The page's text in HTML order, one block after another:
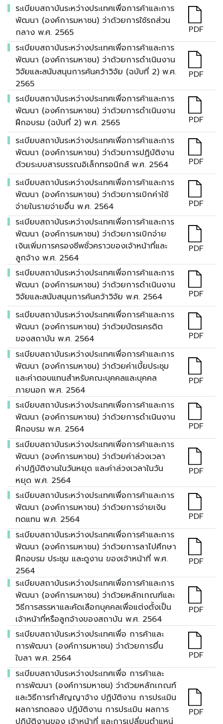
ระเบียบสถาบันระหว่างประเทศเพื่อการค้าและการ
พัฒนา (องค์การมหาชน) ว่าด้วยการใช้รถส่วน
กลาง พ.ศ. 2565
PDF
ระเบียบสถาบันระหว่างประเทศเพื่อการค้าและการ
พัฒนา (องค์การมหาชน) ว่าด้วยการดำเนินงาน
วิจัยและสนับสนุนการค้นคว้าวิจัย (ฉบับที่ 2) พ.ศ.
2565
PDF
ระเบียบสถาบันระหว่างประเทศเพื่อการค้าและการ
พัฒนา (องค์การมหาชน) ว่าด้วยการดำเนินงาน
ฝึกอบรม (ฉบับที่ 2) พ.ศ. 2565
PDF
ระเบียบสถาบันระหว่างประเทศเพื่อการค้าและการ
พัฒนา (องค์การมหาชน) ว่าด้วยการปฏิบัติงาน
ด้วยระบบสารบรรณอิเล็กทรอนิกส์ พ.ศ. 2564
PDF
ระเบียบสถาบันระหว่างประเทศเพื่อการค้าและการ
พัฒนา (องค์การมหาชน) ว่าด้วยการเบิกค่าใช้
จ่ายในรายจ่ายอื่น พ.ศ. 2564
PDF
ระเบียบสถาบันระหว่างประเทศเพื่อการค้าและการ
พัฒนา (องค์การมหาชน) ว่าด้วยการเบิกจ่าย
เงินเพิ่มการครองชีพชั่วคราวของเจ้าหน้าที่และ
ลูกจ้าง พ.ศ. 2564
PDF
ระเบียบสถาบันระหว่างประเทศเพื่อการค้าและการ
พัฒนา (องค์การมหาชน) ว่าด้วยการดำเนินงาน
วิจัยและสนับสนุนการค้นคว้าวิจัย พ.ศ. 2564
PDF
ระเบียบสถาบันระหว่างประเทศเพื่อการค้าและการ
พัฒนา (องค์การมหาชน) ว่าด้วยบัตรเครดิต
ของสถาบัน พ.ศ. 2564
PDF
ระเบียบสถาบันระหว่างประเทศเพื่อการค้าและการ
พัฒนา (องค์การมหาชน) ว่าด้วยค่าเบี้ยประชุม
และค่าตอบแทนสำหรับคณะบุคคลและบุคคล
ภายนอก พ.ศ. 2564
PDF
ระเบียบสถาบันระหว่างประเทศเพื่อการค้าและการ
พัฒนา (องค์การมหาชน) ว่าด้วยการดําเนินงาน
ฝึกอบรม พ.ศ. 2564
PDF
ระเบียบสถาบันระหว่างประเทศเพื่อการค้าและการ
พัฒนา (องค์การมหาชน) ว่าด้วยค่าล่วงเวลา
ค่าปฏิบัติงานในวันหยุด และค่าล่วงเวลาในวัน
หยุด พ.ศ. 2564
PDF
ระเบียบสถาบันระหว่างประเทศเพื่อการค้าและการ
พัฒนา (องค์การมหาชน) ว่าด้วยการจ่ายเงิน
ทดแทน พ.ศ. 2564
PDF
ระเบียบสถาบันระหว่างประเทศเพื่อการค้าและการ
พัฒนา (องค์การมหาชน) ว่าด้วยการลาไปศึกษา
ฝึกอบรม ประชุม และดูงาน ของเจ้าหน้าที่ พ.ศ.
2564
PDF
ระเบียบสถาบันระหว่างประเทศเพื่อการค้าและการ
พัฒนา (องค์การมหาชน) ว่าด้วยหลักเกณฑ์และ
วิธีการสรรหาและคัดเลือกบุคคลเพื่อแต่งตั้งเป็น
เจ้าหน้าที่หรือลูกจ้างของสถาบัน พ.ศ. 2564
PDF
ระเบียบสถาบันระหว่างประเทศเพื่อ การค้าและ
การพัฒนา (องค์การมหาชน) ว่าด้วยการยื่น
ใบลา พ.ศ. 2564
PDF
ระเบียบสถาบันระหว่างประเทศเพื่อ การค้าและ
การพัฒนา (องค์การมหาชน) ว่าด้วยหลักเกณฑ์
และวิธีการทําสัญญาจ้าง ปฏิบัติงาน การประเมิน
ผลการทดลอง ปฏิบัติงาน การประเมิน ผลการ
ปฏิบัติงานของ เจ้าหน้าที่ และการเปลี่ยนตําแหน่
PDF